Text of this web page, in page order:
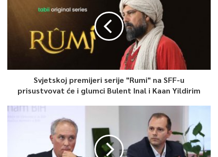
Svjetskoj premijeri serije "Rumi" na SFF-u
prisustvovat će i glumci Bulent Inal i Kaan Yildirim